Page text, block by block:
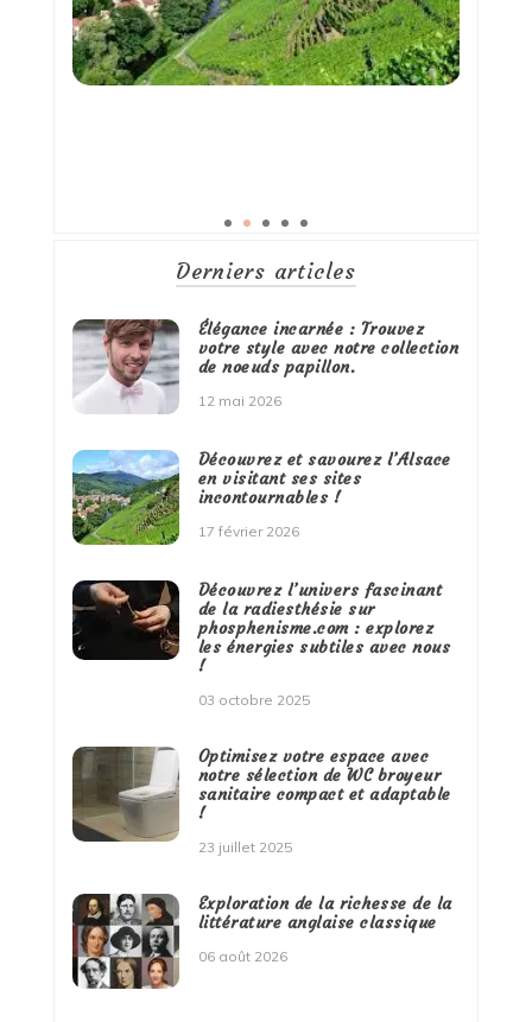
Derniers articles
Élégance incarnée : Trouvez
votre style avec notre collection
de noeuds papillon.
12 mai 2026
Découvrez et savourez l’Alsace
en visitant ses sites
incontournables !
17 février 2026
Découvrez l’univers fascinant
de la radiesthésie sur
phosphenisme.com : explorez
les énergies subtiles avec nous
!
03 octobre 2025
Optimisez votre espace avec
notre sélection de WC broyeur
sanitaire compact et adaptable
!
23 juillet 2025
Exploration de la richesse de la
littérature anglaise classique
06 août 2026